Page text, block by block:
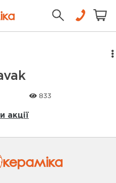
833
акції